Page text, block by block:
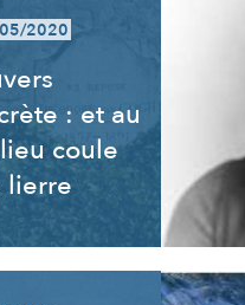
2020
: et au
coule
lierre